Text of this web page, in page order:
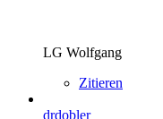
LG Wolfgang
Zitieren
drdobler